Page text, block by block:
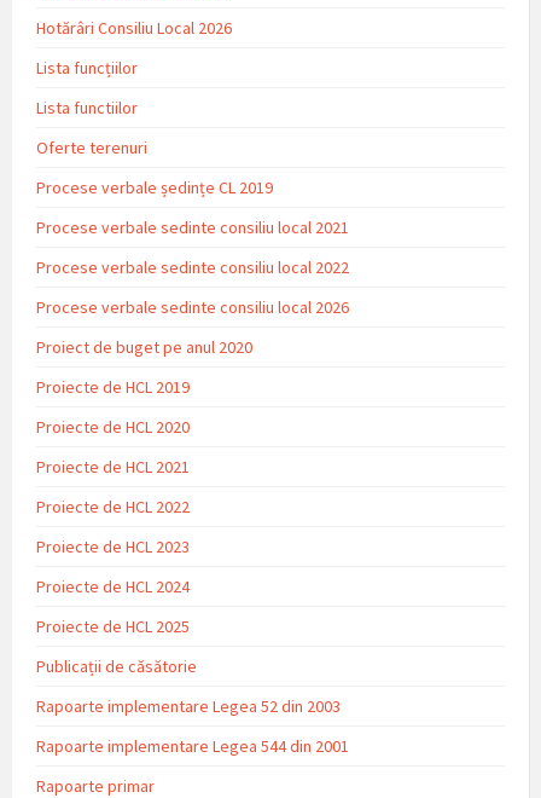
Hotărâri Consiliu Local 2026
Lista funcțiilor
Lista functiilor
Oferte terenuri
Procese verbale ședințe CL 2019
Procese verbale sedinte consiliu local 2021
Procese verbale sedinte consiliu local 2022
Procese verbale sedinte consiliu local 2026
Proiect de buget pe anul 2020
Proiecte de HCL 2019
Proiecte de HCL 2020
Proiecte de HCL 2021
Proiecte de HCL 2022
Proiecte de HCL 2023
Proiecte de HCL 2024
Proiecte de HCL 2025
Publicații de căsătorie
Rapoarte implementare Legea 52 din 2003
Rapoarte implementare Legea 544 din 2001
Rapoarte primar